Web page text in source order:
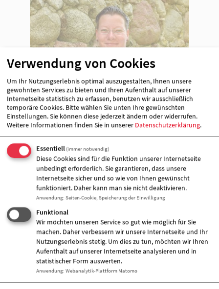
Marleen Janzen
01590 1703700
[E-Mail anzeigen]
Veranstalter &
Veranstaltungort
Verwendung von Cookies
Um Ihr Nutzungserlebnis optimal auszugestalten, Ihnen unsere
gewohnten Services zu bieten und Ihren Aufenthalt auf unserer
Internetseite statistisch zu erfassen, benutzen wir ausschließlich
temporäre Cookies. Bitte wählen Sie unten Ihre gewünschten
Einstellungen. Sie können diese jederzeit ändern oder widerrufen.
Weitere Informationen finden Sie in unserer Datenschutzerklärung.
Essentiell (immer notwendig)
Diese Cookies sind für die Funktion unserer Internetseite
unbedingt erforderlich. Sie garantieren, dass unsere
Internetseite sicher und so wie von Ihnen gewünscht
funktioniert. Daher kann man sie nicht deaktivieren.
Anwendung: Seiten-Cookie, Speicherung der Einwilligung
Funktional
Wir möchten unseren Service so gut wie möglich für Sie
machen. Daher verbessern wir unsere Internetseite und Ihr
Nutzungserlebnis stetig. Um dies zu tun, möchten wir Ihren
Aufenthalt auf unserer Internetseite analysieren und in
statistischer Form auswerten.
Anwendung: Webanalytik-Plattform Matomo